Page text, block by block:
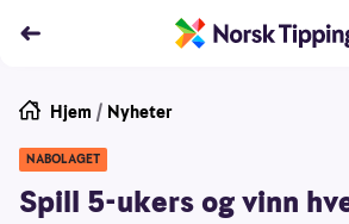
Hjem / Nyheter
NABOLAGET
Spill 5-ukers og vinn